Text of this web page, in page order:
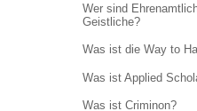
Wer sind
Geistliche?
Was ist die Way to
Was ist Applied
Was ist Criminon?